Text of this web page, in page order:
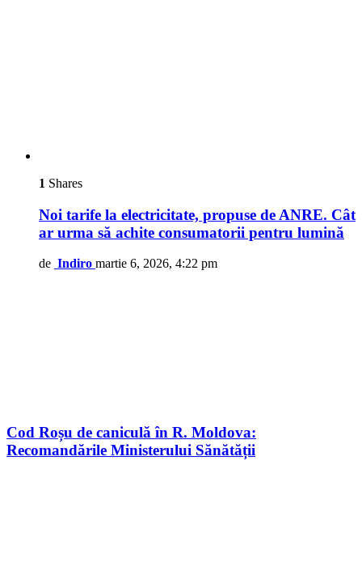
1 Shares
Noi tarife la electricitate, propuse de ANRE. Cât
ar urma să achite consumatorii pentru lumină
de Indiro martie 6, 2026, 4:22 pm
Cod Roșu de caniculă în R. Moldova:
Recomandările Ministerului Sănătății